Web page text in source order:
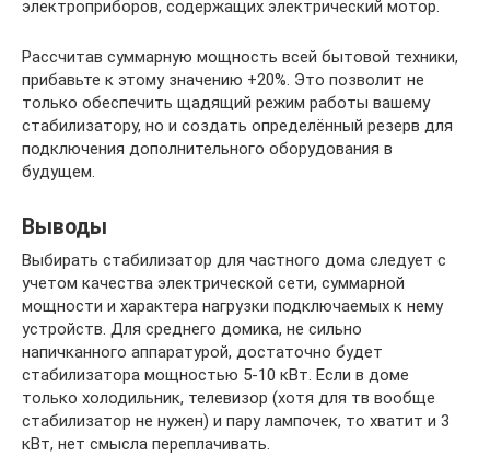
электроприборов, содержащих электрический мотор.
Рассчитав суммарную мощность всей бытовой техники,
прибавьте к этому значению +20%. Это позволит не
только обеспечить щадящий режим работы вашему
стабилизатору, но и создать определённый резерв для
подключения дополнительного оборудования в
будущем.
Выводы
Выбирать стабилизатор для частного дома следует с
учетом качества электрической сети, суммарной
мощности и характера нагрузки подключаемых к нему
устройств. Для среднего домика, не сильно
напичканного аппаратурой, достаточно будет
стабилизатора мощностью 5-10 кВт. Если в доме
только холодильник, телевизор (хотя для тв вообще
стабилизатор не нужен) и пару лампочек, то хватит и 3
кВт, нет смысла переплачивать.